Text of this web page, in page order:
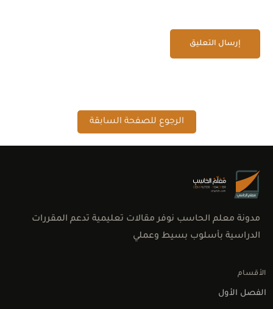
الرجوع للصفحة السابقة
مدونة معلم الحاسب نوفر مقالات تعليمية تدعم المقررات
الدراسية بأسلوب بسيط وعملي
الأقسام
الفصل الأول